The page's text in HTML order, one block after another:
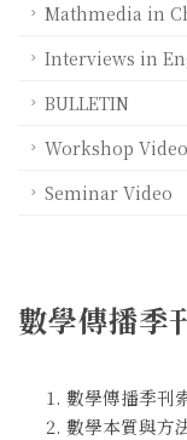
Mathmedia in
Interviews in
BULLETIN
Workshop
Seminar Video
數學傳播季
數學傳播季刊
數學本質與方